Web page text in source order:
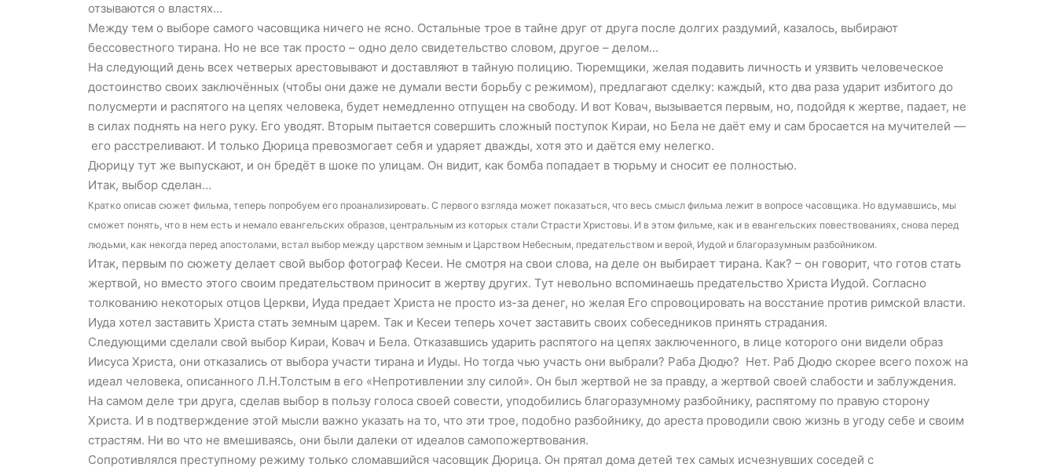
отзываются о властях…
Между тем о выборе самого часовщика ничего не ясно. Остальные трое в тайне друг от друга после долгих раздумий, казалось, выбирают
бессовестного тирана. Но не все так просто – одно дело свидетельство словом, другое – делом…
На следующий день всех четверых арестовывают и доставляют в тайную полицию. Тюремщики, желая подавить личность и уязвить человеческое
достоинство своих заключённых (чтобы они даже не думали вести борьбу с режимом), предлагают сделку: каждый, кто два раза ударит избитого до
полусмерти и распятого на цепях человека, будет немедленно отпущен на свободу. И вот Ковач, вызывается первым, но, подойдя к жертве, падает, не
в силах поднять на него руку. Его уводят. Вторым пытается совершить сложный поступок Кираи, но Бела не даёт ему и сам бросается на мучителей —
его расстреливают. И только Дюрица превозмогает себя и ударяет дважды, хотя это и даётся ему нелегко.
Дюрицу тут же выпускают, и он бредёт в шоке по улицам. Он видит, как бомба попадает в тюрьму и сносит ее полностью.
Итак, выбор сделан…
Кратко описав сюжет фильма, теперь попробуем его проанализировать. С первого взгляда может показаться, что весь смысл фильма лежит в вопросе часовщика. Но вдумавшись, мы
сможет понять, что в нем есть и немало евангельских образов, центральным из которых стали Страсти Христовы. И в этом фильме, как и в евангельских повествованиях, снова перед
людьми, как некогда перед апостолами, встал выбор между царством земным и Царством Небесным, предательством и верой, Иудой и благоразумным разбойником.
Итак, первым по сюжету делает свой выбор фотограф Кесеи. Не смотря на свои слова, на деле он выбирает тирана. Как? – он говорит, что готов стать
жертвой, но вместо этого своим предательством приносит в жертву других. Тут невольно вспоминаешь предательство Христа Иудой. Cогласно
толкованию некоторых отцов Церкви, Иуда предает Христа не просто из-за денег, но желая Его спровоцировать на восстание против римской власти.
Иуда хотел заставить Христа стать земным царем. Так и Кесеи теперь хочет заставить своих собеседников принять страдания.
Следующими сделали свой выбор Кираи, Ковач и Бела. Отказавшись ударить распятого на цепях заключенного, в лице которого они видели образ
Иисуса Христа, они отказались от выбора участи тирана и Иуды. Но тогда чью участь они выбрали? Раба Дюдю? Нет. Раб Дюдю скорее всего похож на
идеал человека, описанного Л.Н.Толстым в его «Непротивлении злу силой». Он был жертвой не за правду, а жертвой своей слабости и заблуждения.
На самом деле три друга, сделав выбор в пользу голоса своей совести, уподобились благоразумному разбойнику, распятому по правую сторону
Христа. И в подтверждение этой мысли важно указать на то, что эти трое, подобно разбойнику, до ареста проводили свою жизнь в угоду себе и своим
страстям. Ни во что не вмешиваясь, они были далеки от идеалов самопожертвования.
Сопротивлялся преступному режиму только сломавшийся часовщик Дюрица. Он прятал дома детей тех самых исчезнувших соседей с